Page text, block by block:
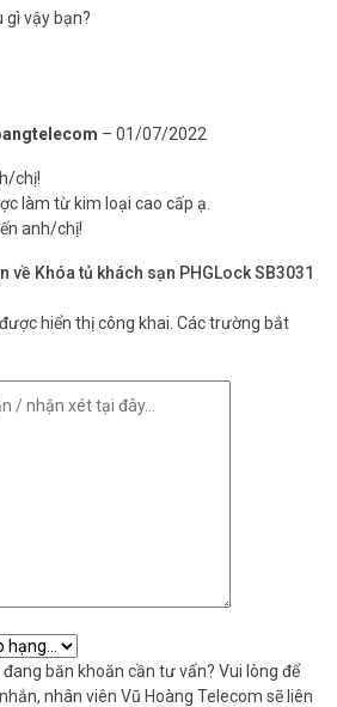
gì vậy bạn?
– 01/07/2022
chị!
làm từ kim loại cao cấp ạ.
anh/chị!
về Khóa tủ khách sạn PHGLock SB3031
hiển thị công khai. Các trường bắt
đang băn khoăn cần tư vấn? Vui lòng để
nhân viên Vũ Hoàng Telecom sẽ liên